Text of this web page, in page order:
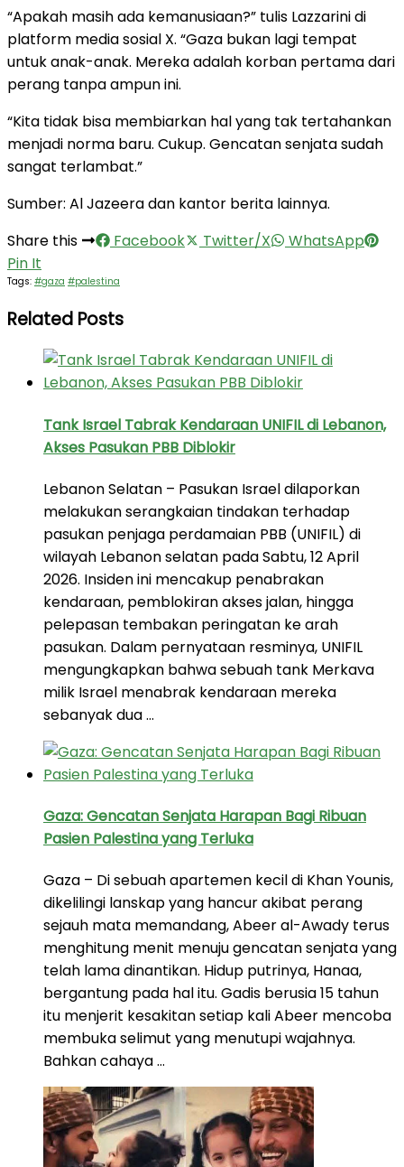
“Apakah masih ada kemanusiaan?” tulis Lazzarini di
platform media sosial X. “Gaza bukan lagi tempat
untuk anak-anak. Mereka adalah korban pertama dari
perang tanpa ampun ini.
“Kita tidak bisa membiarkan hal yang tak tertahankan
menjadi norma baru. Cukup. Gencatan senjata sudah
sangat terlambat.”
Sumber: Al Jazeera dan kantor berita lainnya.
Share this
Facebook Twitter/X
WhatsApp
Pin It
Tags: #gaza #palestina
Related Posts
Tank Israel Tabrak Kendaraan UNIFIL di Lebanon,
Akses Pasukan PBB Diblokir
Lebanon Selatan – Pasukan Israel dilaporkan
melakukan serangkaian tindakan terhadap
pasukan penjaga perdamaian PBB (UNIFIL) di
wilayah Lebanon selatan pada Sabtu, 12 April
2026. Insiden ini mencakup penabrakan
kendaraan, pemblokiran akses jalan, hingga
pelepasan tembakan peringatan ke arah
pasukan. Dalam pernyataan resminya, UNIFIL
mengungkapkan bahwa sebuah tank Merkava
milik Israel menabrak kendaraan mereka
sebanyak dua …
Gaza: Gencatan Senjata Harapan Bagi Ribuan
Pasien Palestina yang Terluka
Gaza – Di sebuah apartemen kecil di Khan Younis,
dikelilingi lanskap yang hancur akibat perang
sejauh mata memandang, Abeer al-Awady terus
menghitung menit menuju gencatan senjata yang
telah lama dinantikan. Hidup putrinya, Hanaa,
bergantung pada hal itu. Gadis berusia 15 tahun
itu menjerit kesakitan setiap kali Abeer mencoba
membuka selimut yang menutupi wajahnya.
Bahkan cahaya …